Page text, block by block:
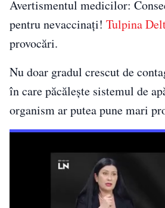
Avertismentul medicilor:
pentru nevaccinați! Tulpina
provocări.
Nu doar gradul crescut de
în care păcălește sistemul de
organism ar putea pune mari